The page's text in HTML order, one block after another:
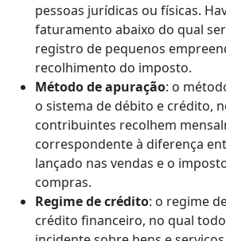
pessoas jurídicas ou físicas.
faturamento abaixo do qual
registro de pequenos
recolhimento do imposto.
Método de apuração: o
o sistema de débito e crédito,
contribuintes recolhem
correspondente à diferença
lançado nas vendas e o
compras.
Regime de crédito: o regime
crédito financeiro, no qual